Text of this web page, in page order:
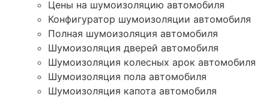
Цены на шумоизоляцию автомобиля
Конфигуратор шумоизоляции автомобиля
Полная шумоизоляция автомобиля
Шумоизоляция дверей автомобиля
Шумоизоляция колесных арок автомобиля
Шумоизоляция пола автомобиля
Шумоизоляция капота автомобиля